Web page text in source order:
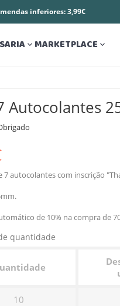
inferiores: 3,99€
 MARKETPLACE 
Autocolantes
7 autocolantes com inscrição
de 10% na compra de
quantidade
10